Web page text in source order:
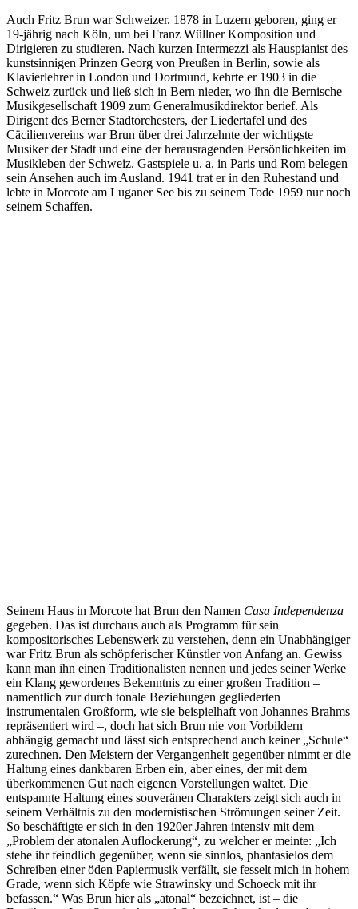
Auch Fritz Brun war Schweizer. 1878 in Luzern geboren, ging er
19-jährig nach Köln, um bei Franz Wüllner Komposition und
Dirigieren zu studieren. Nach kurzen Intermezzi als Hauspianist des
kunstsinnigen Prinzen Georg von Preußen in Berlin, sowie als
Klavierlehrer in London und Dortmund, kehrte er 1903 in die
Schweiz zurück und ließ sich in Bern nieder, wo ihn die Bernische
Musikgesellschaft 1909 zum Generalmusikdirektor berief. Als
Dirigent des Berner Stadtorchesters, der Liedertafel und des
Cäcilienvereins war Brun über drei Jahrzehnte der wichtigste
Musiker der Stadt und eine der herausragenden Persönlichkeiten im
Musikleben der Schweiz. Gastspiele u. a. in Paris und Rom belegen
sein Ansehen auch im Ausland. 1941 trat er in den Ruhestand und
lebte in Morcote am Luganer See bis zu seinem Tode 1959 nur noch
seinem Schaffen.
Seinem Haus in Morcote hat Brun den Namen Casa Independenza
gegeben. Das ist durchaus auch als Programm für sein
kompositorisches Lebenswerk zu verstehen, denn ein Unabhängiger
war Fritz Brun als schöpferischer Künstler von Anfang an. Gewiss
kann man ihn einen Traditionalisten nennen und jedes seiner Werke
ein Klang gewordenes Bekenntnis zu einer großen Tradition –
namentlich zur durch tonale Beziehungen gegliederten
instrumentalen Großform, wie sie beispielhaft von Johannes Brahms
repräsentiert wird –, doch hat sich Brun nie von Vorbildern
abhängig gemacht und lässt sich entsprechend auch keiner „Schule“
zurechnen. Den Meistern der Vergangenheit gegenüber nimmt er die
Haltung eines dankbaren Erben ein, aber eines, der mit dem
überkommenen Gut nach eigenen Vorstellungen waltet. Die
entspannte Haltung eines souveränen Charakters zeigt sich auch in
seinem Verhältnis zu den modernistischen Strömungen seiner Zeit.
So beschäftigte er sich in den 1920er Jahren intensiv mit dem
„Problem der atonalen Auflockerung“, zu welcher er meinte: „Ich
stehe ihr feindlich gegenüber, wenn sie sinnlos, phantasielos dem
Schreiben einer öden Papiermusik verfällt, sie fesselt mich in hohem
Grade, wenn sich Köpfe wie Strawinsky und Schoeck mit ihr
befassen.“ Was Brun hier als „atonal“ bezeichnet, ist – die